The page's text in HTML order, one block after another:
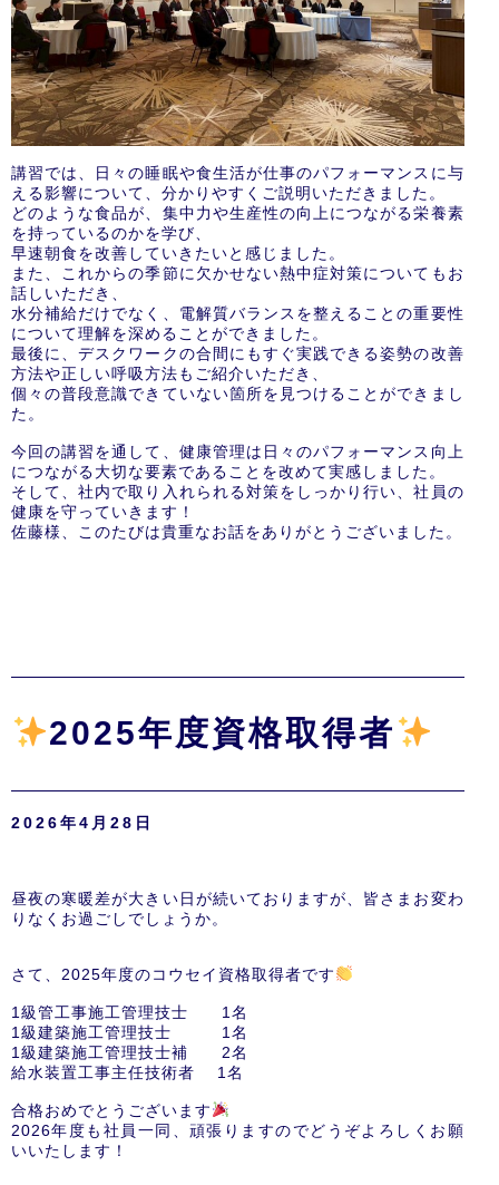
講習では、日々の睡眠や食生活が仕事のパフォーマンスに与
える影響について、分かりやすくご説明いただきました。
どのような食品が、集中力や生産性の向上につながる栄養素
を持っているのかを学び、
早速朝食を改善していきたいと感じました。
また、これからの季節に欠かせない熱中症対策についてもお
話しいただき、
水分補給だけでなく、電解質バランスを整えることの重要性
について理解を深めることができました。
最後に、デスクワークの合間にもすぐ実践できる姿勢の改善
方法や正しい呼吸方法もご紹介いただき、
個々の普段意識できていない箇所を見つけることができまし
た。
今回の講習を通して、健康管理は日々のパフォーマンス向上
につながる大切な要素であることを改めて実感しました。
そして、社内で取り入れられる対策をしっかり行い、社員の
健康を守っていきます！
佐藤様、このたびは貴重なお話をありがとうございました。
2025年度資格取得者
2026年4月28日
昼夜の寒暖差が大きい日が続いておりますが、皆さまお変わ
りなくお過ごしでしょうか。
さて、2025年度のコウセイ資格取得者です
1級管工事施工管理技士 1名
1級建築施工管理技士 1名
1級建築施工管理技士補 2名
給水装置工事主任技術者 1名
合格おめでとうございます
2026年度も社員一同、頑張りますのでどうぞよろしくお願
いいたします！